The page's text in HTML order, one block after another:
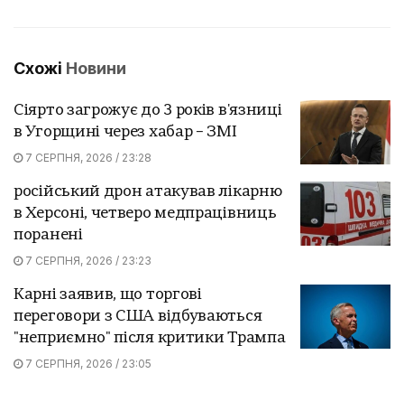
Схожі Новини
Сіярто загрожує до 3 років в'язниці
в Угорщині через хабар – ЗМІ
7 СЕРПНЯ, 2026 / 23:28
російський дрон атакував лікарню
в Херсоні, четверо медпрацівниць
поранені
7 СЕРПНЯ, 2026 / 23:23
Карні заявив, що торгові
переговори з США відбуваються
"неприємно" після критики Трампа
7 СЕРПНЯ, 2026 / 23:05